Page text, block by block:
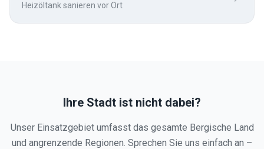
Heizöltank sanieren vor Ort
Ihre Stadt ist nicht dabei?
Unser Einsatzgebiet umfasst das gesamte Bergische Land
und angrenzende Regionen. Sprechen Sie uns einfach an –